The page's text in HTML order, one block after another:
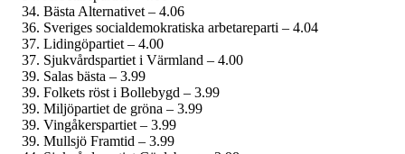
Bästa Alternativet – 4.06
Sveriges social­demokratiska arbetareparti – 4.04
Lidingöpartiet – 4.00
Sjukvårdspartiet i Värmland – 4.00
Salas bästa – 3.99
Folkets röst i Bollebygd – 3.99
Miljöpartiet de gröna – 3.99
Vingåkerspartiet – 3.99
Mullsjö Framtid – 3.99